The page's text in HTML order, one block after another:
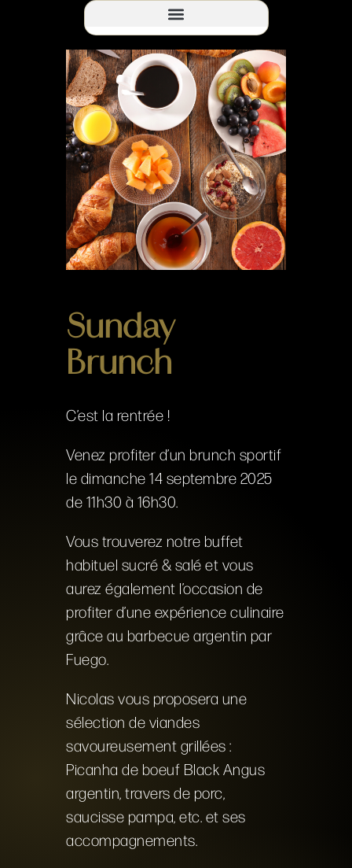
Sunday
Brunch
C’est la rentrée !
Venez profiter d’un brunch sportif
le dimanche 14 septembre 2025
de 11h30 à 16h30.
Vous trouverez notre buffet
habituel sucré & salé et vous
aurez également l’occasion de
profiter d’une expérience culinaire
grâce au barbecue argentin par
Fuego.
Nicolas vous proposera une
sélection de viandes
savoureusement grillées :
Picanha de boeuf Black Angus
argentin, travers de porc,
saucisse pampa, etc. et ses
accompagnements.